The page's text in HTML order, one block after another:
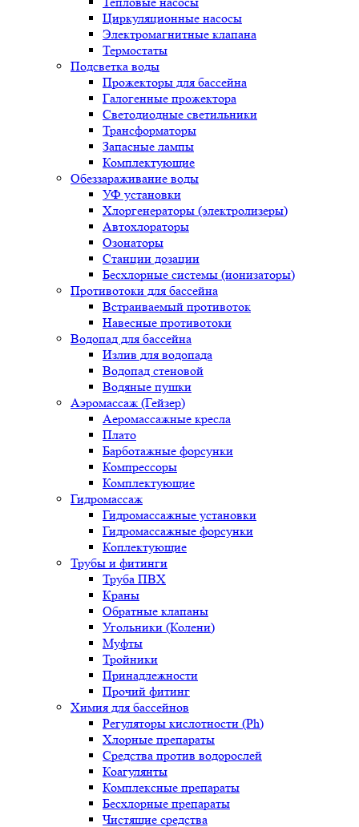
Циркуляционные насосы
Электромагнитные клапана
Термостаты
Подсветка воды
Прожекторы для бассейна
Галогенные прожектора
Светодиодные светильники
Трансформаторы
Запасные лампы
Комплектующие
Обеззараживание воды
УФ установки
Хлоргенераторы (электролизеры)
Автохлораторы
Озонаторы
Станции дозации
Бесхлорные системы (ионизаторы)
Противотоки для бассейна
Встраиваемый противоток
Навесные противотоки
Водопад для бассейна
Излив для водопада
Водопад стеновой
Водяные пушки
Аэромассаж (Гейзер)
Аеромассажные кресла
Плато
Барботажные форсунки
Компрессоры
Комплектующие
Гидромассаж
Гидромассажные установки
Гидромассажные форсунки
Коплектующие
Трубы и фитинги
Труба ПВХ
Краны
Обратные клапаны
Угольники (Колени)
Муфты
Тройники
Принадлежности
Прочий фитинг
Химия для бассейнов
Регуляторы кислотности (Ph)
Хлорные препараты
Средства против водорослей
Коагулянты
Комплексные препараты
Бесхлорные препараты
Чистящие средства